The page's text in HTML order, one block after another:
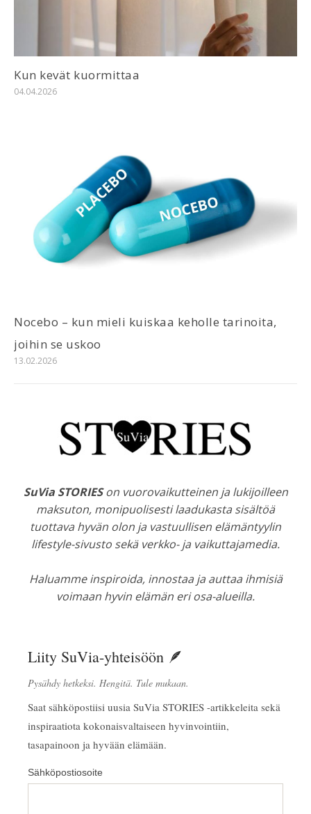
Kun kevät kuormittaa
04.04.2026
Nocebo – kun mieli kuiskaa keholle tarinoita,
joihin se uskoo
13.02.2026
SuVia STORIESon vuorovaikutteinen ja lukijoilleen
maksuton, monipuolisesti laadukasta sisältöä
tuottava hyvän olon ja vastuullisen elämäntyylin
lifestyle-sivusto sekä verkko- ja vaikuttajamedia.
Haluamme inspiroida, innostaa ja auttaa ihmisiä
voimaan hyvin elämän eri osa-alueilla.
Liity SuVia-yhteisöön 🪶
Pysähdy hetkeksi. Hengitä. Tule mukaan.
Saat sähköpostiisi uusia SuVia STORIES -artikkeleita sekä
inspiraatiota kokonaisvaltaiseen hyvinvointiin,
tasapainoon ja hyvään elämään.
Sähköpostiosoite